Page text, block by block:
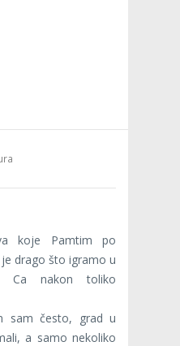
koje Pamtim po
drago što igramo u
Ca nakon toliko
sam često, grad u
a samo nekoliko